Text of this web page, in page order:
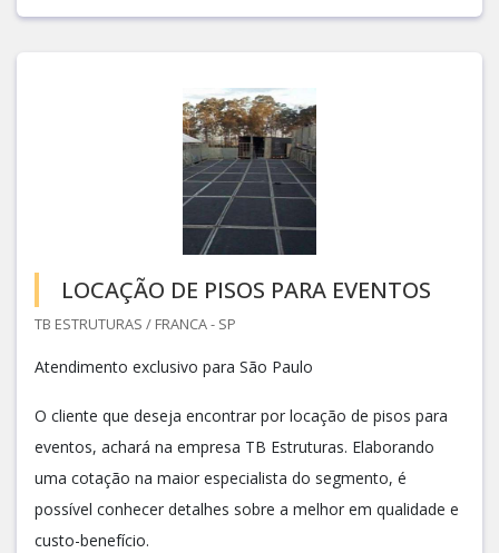
LOCAÇÃO DE PISOS PARA EVENTOS
TB ESTRUTURAS / FRANCA - SP
Atendimento exclusivo para São Paulo
O cliente que deseja encontrar por locação de pisos para
eventos, achará na empresa TB Estruturas. Elaborando
uma cotação na maior especialista do segmento, é
possível conhecer detalhes sobre a melhor em qualidade e
custo-benefício.